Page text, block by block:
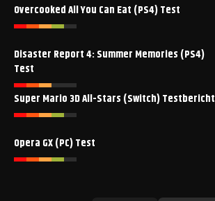
Overcooked All You Can Eat (PS4) Test
Disaster Report 4: Summer Memories (PS4)
Test
Super Mario 3D All-Stars (Switch) Testbericht
Opera GX (PC) Test